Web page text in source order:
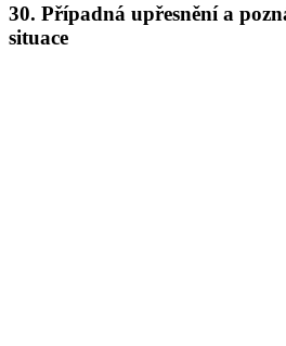
30. Případná upřesnění a
situace